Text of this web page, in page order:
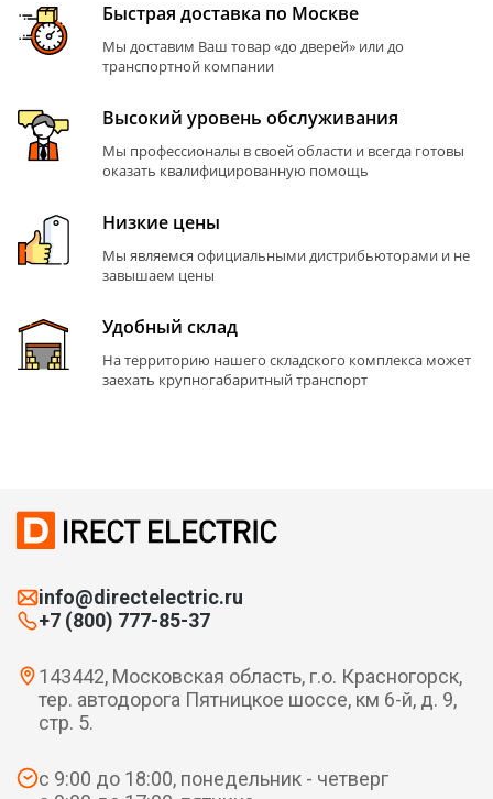
Быстрая доставка по Москве
Мы доставим Ваш товар «до дверей» или до
транспортной компании
Высокий уровень обслуживания
Мы профессионалы в своей области и всегда готовы
оказать квалифицированную помощь
Низкие цены
Мы являемся официальными дистрибьюторами и не
завышаем цены
Удобный склад
На территорию нашего складского комплекса может
заехать крупногабаритный транспорт
info@directelectric.ru
+7 (800) 777-85-37
143442, Московская область, г.о. Красногорск,
тер. автодорога Пятницкое шоссе, км 6-й, д. 9,
стр. 5.
с 9:00 до 18:00, понедельник - четверг